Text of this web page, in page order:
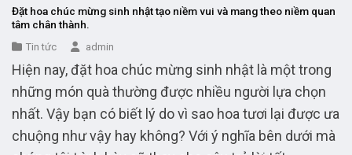
Đặt hoa chúc mừng sinh nhật tạo niềm vui và mang theo niềm quan
tâm chân thành.
Tin tức admin
Hiện nay, đặt hoa chúc mừng sinh nhật là một trong
những món quà thường được nhiều người lựa chọn
nhất. Vậy bạn có biết lý do vì sao hoa tươi lại được ưa
chuộng như vậy hay không? Với ý nghĩa bên dưới mà